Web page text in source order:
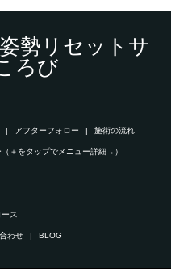
勢リセットサ
ろび
アフターフォロー 施術の流れ
＋をタップでメニュー詳細→）
ス
わせ BLOG